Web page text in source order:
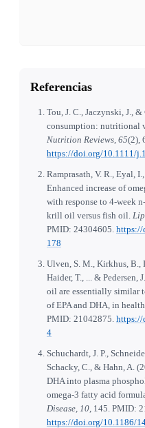
Referencias
Tou, J. C., Jaczynski, J.,
consumption: nutritional
Nutrition Reviews, 65(2),
https://doi.org/10.1111/
Ramprasath, V. R., Eyal,
Enhanced increase of
with response to 4-week
krill oil versus fish oil.
PMID: 24304605. https://
178
Ulven, S. M., Kirkhus, B.,
Haider, T., ... &
oil are essentially similar
of EPA and DHA, in
PMID: 21042875. https://
4
Schuchardt, J. P.,
Schacky, C., & Hahn, A.
DHA into plasma
omega-3 fatty acid
Disease, 10 , 145. PMID:
https://doi.org/10.1186/